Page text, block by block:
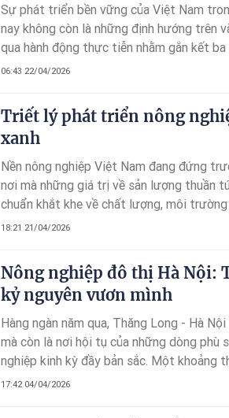
Sự phát triển bền vững của Việt Nam
nay không còn là những định hướng trên
qua hành động thực tiễn nhằm gắn kết
thôn và Nông dân.
06:43 22/04/2026
Triết lý phát triển nông
xanh
Nền nông nghiệp Việt Nam đang đứng
nơi mà những giá trị về sản lượng thuần
chuẩn khắt khe về chất lượng, môi
18:21 21/04/2026
Nông nghiệp đô thị Hà Nội:
kỷ nguyên vươn mình
Hàng ngàn năm qua, Thăng Long - Hà
mà còn là nơi hội tụ của những dòng phù
nghiệp kinh kỳ đầy bản sắc. Một khoảng
Hà, làng quất Tứ Liên hay những vùng
17:42 04/04/2026